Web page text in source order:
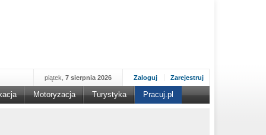
Zaloguj Zarejestruj
piątek, 7 sierpnia 2026
Motoryzacja Turystyka Pracuj.pl